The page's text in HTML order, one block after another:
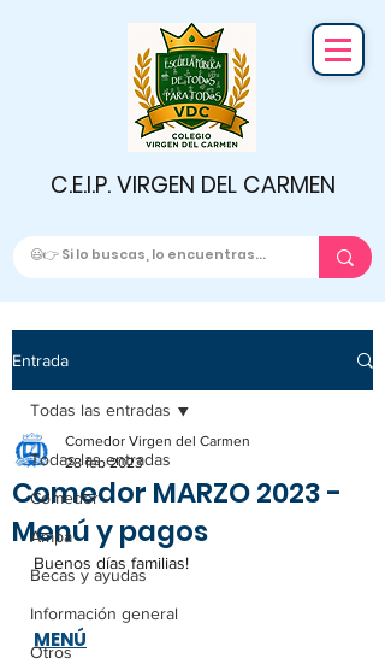
C.E.I.P. VIRGEN DEL CARMEN
Entrada
Todas las entradas
Comedor
Ampa
Becas y ayudas
Información general
Otros
Todas las entradas
Comedor MARZO 2023 -
Menú y pagos
Comedor Virgen del Carmen
28 feb 2023
Buenos días familias!
MENÚ